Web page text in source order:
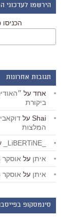
הירשמו לעדכוני
תגובות אחרונות
אחד על
ביקורת
Shai על
המלצות
איתן על אוסקר 2026: כל הזוכים
איתן על אוסקר 2026: כל הזוכים
סינמסקופ